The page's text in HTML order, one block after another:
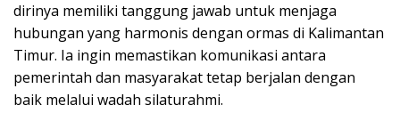
dirinya memiliki tanggung jawab untuk menjaga
hubungan yang harmonis dengan ormas di Kalimantan
Timur. Ia ingin memastikan komunikasi antara
pemerintah dan masyarakat tetap berjalan dengan
baik melalui wadah silaturahmi.